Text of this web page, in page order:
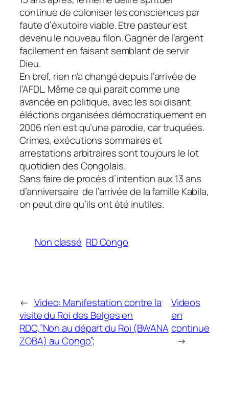
continue de coloniser les consciences par
faute d’éxutoire viable. Etre pasteur est
devenu le nouveau filon. Gagner de l’argent
facilement en faisant semblant de servir
Dieu.
En bref, rien n’a changé depuis l’arrivée de
l’AFDL. Même ce qui parait comme une
avancée en politique, avec les soi disant
éléctions organisées démocratiquement en
2006 n’en est qu’une parodie, car truquées.
Crimes, exécutions sommaires et
arrestations arbitraires sont toujours le lot
quotidien des Congolais.
Sans faire de procés d’intention aux 13 ans
d’anniversaire de l’arrivée de la famille Kabila,
on peut dire qu’ils ont été inutiles.
Non classé RD Congo
← Video: Manifestation contre la
visite du Roi des Belges en
RDC,”Non au départ du Roi (BWANA
ZOBA) au Congo”;
Videos
en
continue
→